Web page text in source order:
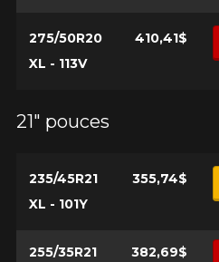
275/50R20
XL - 113V
410,41$
21" pouces
235/45R21
XL - 101Y
355,74$
255/35R21
382,69$